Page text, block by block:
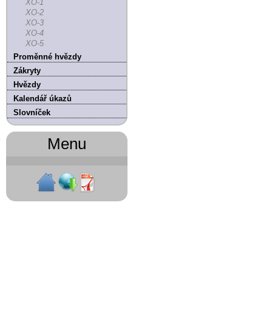
XO-1
XO-2
XO-3
XO-4
XO-5
Proměnné hvězdy
Zákryty
Hvězdy
Kalendář úkazů
Slovníček
Menu